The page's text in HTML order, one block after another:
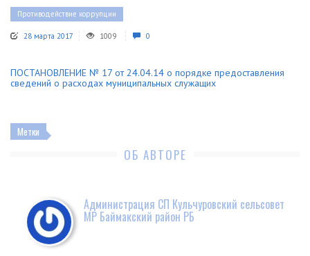
Противодействие коррупции
28 марта 2017 1009 0
ПОСТАНОВЛЕНИЕ № 17 от 24.04.14 о порядке предоставления
сведений о расходах муниципальных служащих
Метки
ОБ АВТОРЕ
Администрация СП Кульчуровский сельсовет
МР Баймакский район РБ